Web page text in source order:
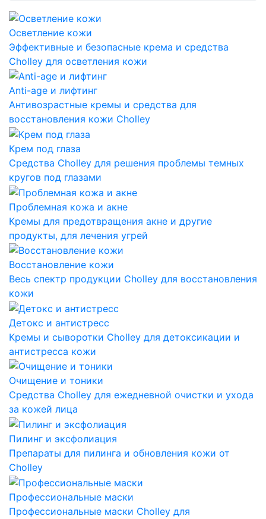
Осветление кожи
Эффективные и безопасные крема и средства
Cholley для осветления кожи
Anti-age и лифтинг
Антивозрастные кремы и средства для
восстановления кожи Cholley
Крем под глаза
Средства Cholley для решения проблемы темных
кругов под глазами
Проблемная кожа и акне
Кремы для предотвращения акне и другие
продукты, для лечения угрей
Восстановление кожи
Весь спектр продукции Cholley для восстановления
кожи
Детокс и антистресс
Кремы и сыворотки Cholley для детоксикации и
антистресса кожи
Очищение и тоники
Средства Cholley для ежедневной очистки и ухода
за кожей лица
Пилинг и эксфолиация
Препараты для пилинга и обновления кожи от
Cholley
Профессиональные маски
Профессиональные маски Cholley для